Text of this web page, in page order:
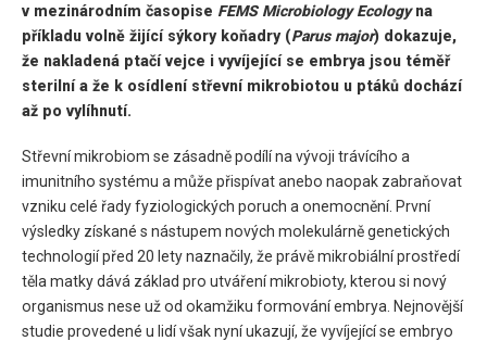
v mezinárodním časopise FEMS Microbiology Ecologyna
příkladu volně žijící sýkory koňadry (Parus major) dokazuje,
že nakladená ptačí vejce i vyvíjející se embrya jsou téměř
sterilní a že k osídlení střevní mikrobiotou u ptáků dochází
až po vylíhnutí.
Střevní mikrobiom se zásadně podílí na vývoji trávícího a
imunitního systému a může přispívat anebo naopak zabraňovat
vzniku celé řady fyziologických poruch a onemocnění. První
výsledky získané s nástupem nových molekulárně genetických
technologií před 20 lety naznačily, že právě mikrobiální prostředí
těla matky dává základ pro utváření mikrobioty, kterou si nový
organismus nese už od okamžiku formování embrya. Nejnovější
studie provedené u lidí však nyní ukazují, že vyvíjející se embryo